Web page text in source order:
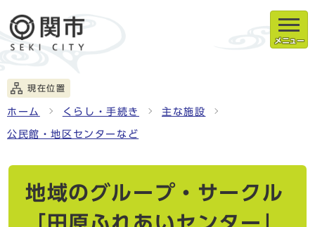
メニュー
現在位置
ホーム くらし・手続き 主な施設
公民館・地区センターなど
地域のグループ・サークル
「田原ふれあいセンター」